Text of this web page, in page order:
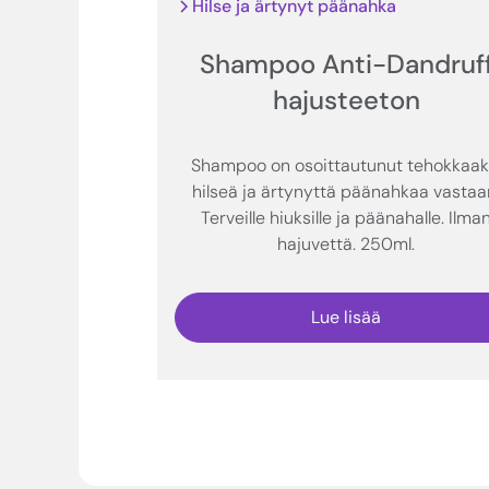
Hilse ja ärtynyt päänahka
Shampoo Anti-
hajusteeton
Shampoo on osoittautunut
hilseä ja ärtynyttä päänahkaa
Terveille hiuksille ja päänahalle. Ilman
hajuvettä. 250ml.
Lue lisää